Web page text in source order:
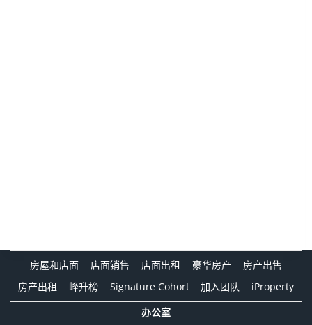
房屋和店面 店面销售 店面出租 豪华房产
房产出售
房产出租
峰升榜 Signature Cohort 加入团队 iProperty
办公室